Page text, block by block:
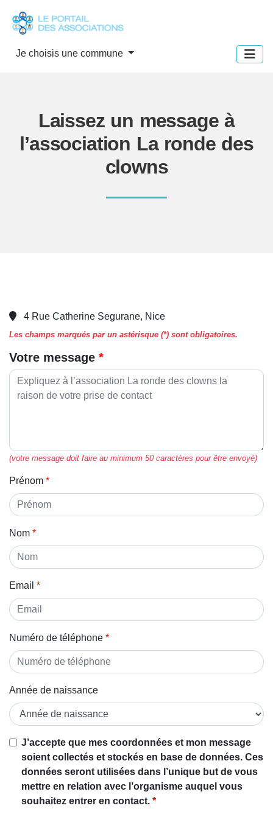
Je choisis une commune
Laissez un message à
l’association La ronde des
clowns
4 Rue Catherine Segurane, Nice
Les champs marqués par un astérisque (*) sont obligatoires.
Votre message
(votre message doit faire au minimum 50 caractères pour être envoyé)
Prénom
Nom
Email
Numéro de téléphone
Année de naissance
J’accepte que mes coordonnées et mon message
soient collectés et stockés en base de données. Ces
données seront utilisées dans l’unique but de vous
mettre en relation avec l’organisme auquel vous
souhaitez entrer en contact.